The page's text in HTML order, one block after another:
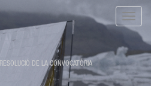
Toggle
RESOLUCIÓ DE LA CONVOCATÒRIA